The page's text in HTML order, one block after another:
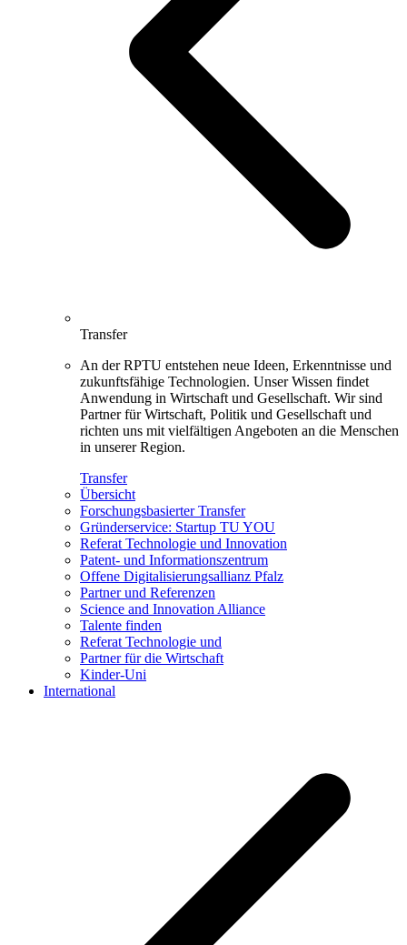
Transfer
An der RPTU entstehen neue Ideen, Erkenntnisse und
zukunftsfähige Technologien. Unser Wissen findet
Anwendung in Wirtschaft und Gesellschaft. Wir sind
Partner für Wirtschaft, Politik und Gesellschaft und
richten uns mit vielfältigen Angeboten an die Menschen
in unserer Region.
Transfer
Übersicht
Forschungsbasierter Transfer
Gründerservice: Startup TU YOU
Referat Technologie und Innovation
Patent- und Informationszentrum
Offene Digitalisierungsallianz Pfalz
Partner und Referenzen
Science and Innovation Alliance
Talente finden
Referat Technologie und
Partner für die Wirtschaft
Kinder-Uni
International